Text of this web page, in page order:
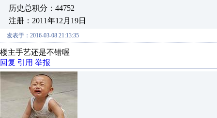
历史总积分：44752
注册：2011年12月19日
发表于：2016-03-08 21:13:35
楼主手艺还是不错喔
回复 引用 举报